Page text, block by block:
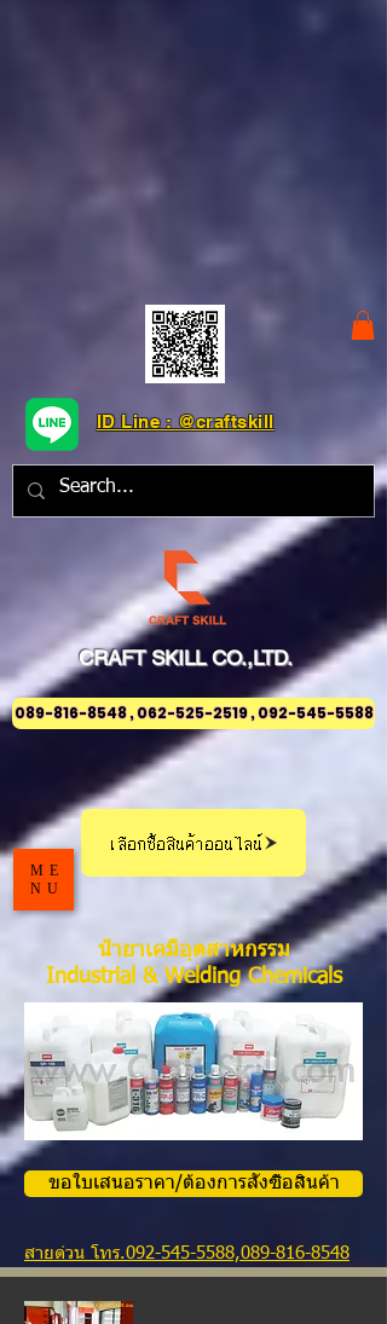
CRAFT SKILL CO.,LTD.
ID Line : @craftskill
089-816-8548 , 062-525-2519 , 092-545-5588
เลือกซื้อสินค้าออนไลน์
ME
NU
น้ำยาเคมีอุตสาหกรรม
Industrial & Welding Chemicals
ขอใบเสนอราคา/ต้องการสั่งซื้อสินค้า
สายด่วน โทร.092-545-5588,089-816-8548